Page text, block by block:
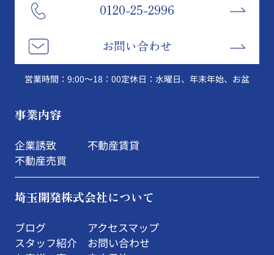
0120-25-2996
お問い合わせ
営業時間：9:00～18：00定休日：水曜日、年末年始、お盆
事業内容
企業誘致
不動産売買
不動産賃貸
埼玉開発株式会社について
ブログ
スタッフ紹介
アクセスマップ
お問い合わせ